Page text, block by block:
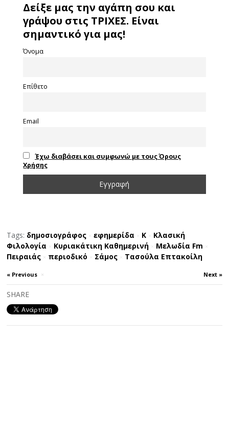
Δείξε μας την αγάπη σου και
γράψου στις ΤΡΙΧΕΣ. Είναι
σημαντικό για μας!
Όνομα
Επίθετο
Email
Έχω διαβάσει και συμφωνώ με τους Όρους
Χρήσης
Tags: δημοσιογράφος εφημερίδα Κ
Κλασική
Φιλολογία
Κυριακάτικη Καθημερινή Μελωδία Fm
Πειραιάς περιοδικό Σάμος Τασούλα Επτακοίλη
« Previous × Next »
SHARE